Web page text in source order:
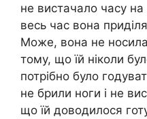
не вистачало часу
весь час вона
Може, вона не
тому, що їй ніколи
потрібно було
не брили ноги і не
що їй доводилося